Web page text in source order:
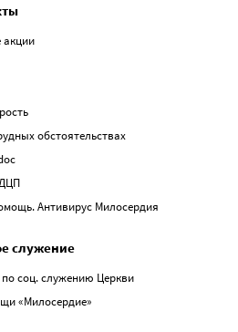
акции
обстоятельствах
Антивирус Милосердия
служение
соц. служению Церкви
«Милосердие»